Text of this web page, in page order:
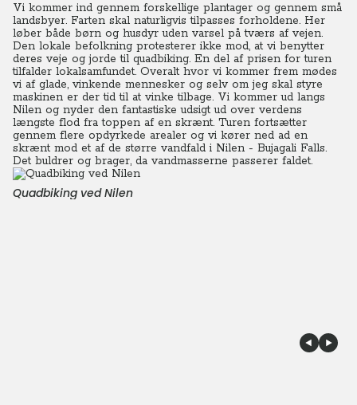
Vi kommer ind gennem forskellige plantager og gennem små
landsbyer. Farten skal naturligvis tilpasses forholdene. Her
løber både børn og husdyr uden varsel på tværs af vejen.
Den lokale befolkning protesterer ikke mod, at vi benytter
deres veje og jorde til quadbiking. En del af prisen for turen
tilfalder lokalsamfundet. Overalt hvor vi kommer frem mødes
vi af glade, vinkende mennesker og selv om jeg skal styre
maskinen er der tid til at vinke tilbage. Vi kommer ud langs
Nilen og nyder den fantastiske udsigt ud over verdens
længste flod fra toppen af en skrænt. Turen fortsætter
gennem flere opdyrkede arealer og vi kører ned ad en
skrænt mod et af de større vandfald i Nilen - Bujagali Falls.
Det buldrer og brager, da vandmasserne passerer faldet.
Quadbiking ved Nilen